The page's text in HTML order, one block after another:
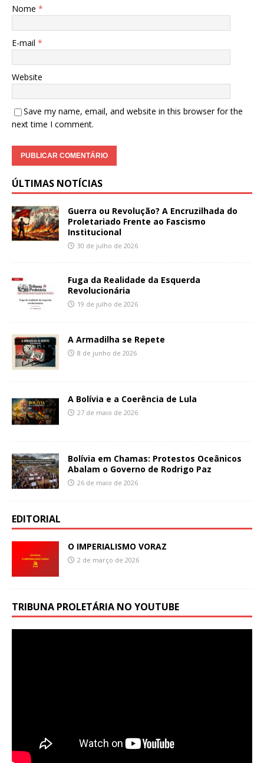
Nome *
E-mail *
Website
Save my name, email, and website in this browser for the
next time I comment.
ÚLTIMAS NOTÍCIAS
Guerra ou Revolução? A Encruzilhada do
Proletariado Frente ao Fascismo
Institucional
30 de julho de 2026
Fuga da Realidade da Esquerda
Revolucionária
19 de julho de 2026
A Armadilha se Repete
8 de junho de 2026
A Bolívia e a Coerência de Lula
27 de maio de 2026
Bolívia em Chamas: Protestos Oceânicos
Abalam o Governo de Rodrigo Paz
26 de maio de 2026
EDITORIAL
O IMPERIALISMO VORAZ
2 de março de 2026
TRIBUNA PROLETÁRIA NO YOUTUBE